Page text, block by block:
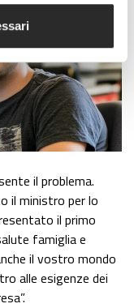
il problema.
il ministro per lo
il primo
famiglia e
il vostro mondo
alle esigenze dei